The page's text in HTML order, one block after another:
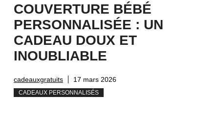
COUVERTURE BÉBÉ
PERSONNALISÉE : UN
CADEAU DOUX ET
INOUBLIABLE
cadeauxgratuits 17 mars 2026
CADEAUX PERSONNALISÉS